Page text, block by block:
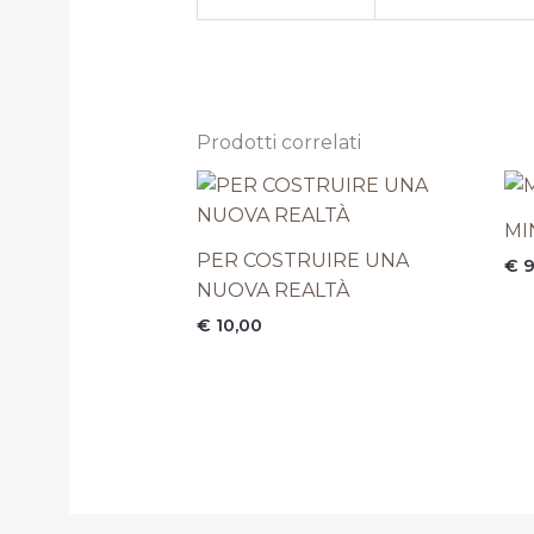
Prodotti correlati
PER COSTRUIRE UNA
NUOVA REALTÀ
€ 10,00
€